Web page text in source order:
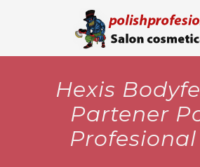
Hexis
Partener
Profesional